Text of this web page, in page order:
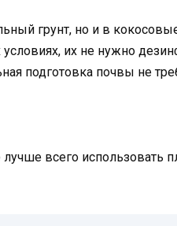
грунт, но и в
их не нужно
подготовка почвы не
всего использовать